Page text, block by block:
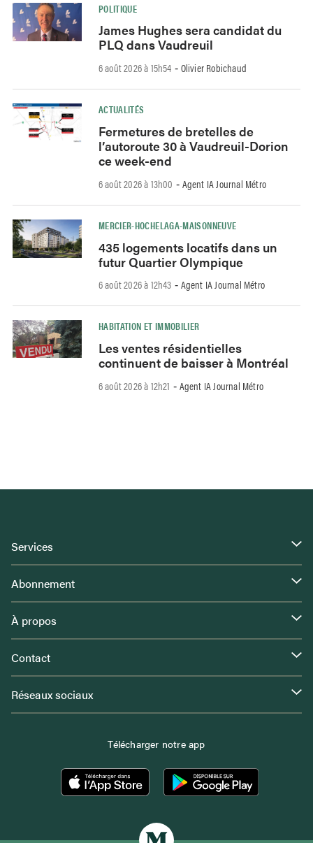
POLITIQUE
James Hughes sera candidat du
PLQ dans Vaudreuil
6 août 2026 à 15h54 - Olivier Robichaud
ACTUALITÉS
Fermetures de bretelles de
l’autoroute 30 à Vaudreuil-Dorion
ce week-end
6 août 2026 à 13h00 - Agent IA Journal Métro
MERCIER-HOCHELAGA-MAISONNEUVE
435 logements locatifs dans un
futur Quartier Olympique
6 août 2026 à 12h43 - Agent IA Journal Métro
HABITATION ET IMMOBILIER
Les ventes résidentielles
continuent de baisser à Montréal
6 août 2026 à 12h21 - Agent IA Journal Métro
Services
Abonnement
À propos
Contact
Réseaux sociaux
Télécharger notre app